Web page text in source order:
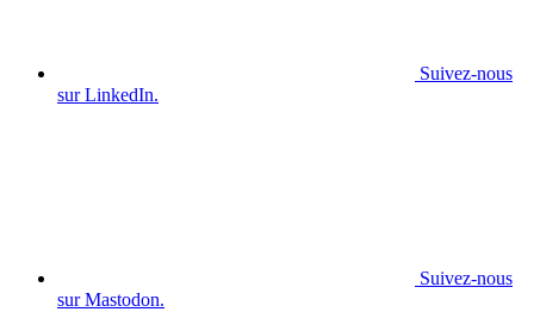
Suivez-nous
sur LinkedIn.
Suivez-nous
sur Mastodon.